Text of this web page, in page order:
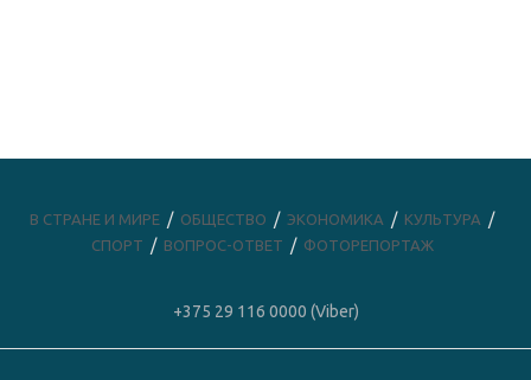
В СТРАНЕ И МИРЕ ОБЩЕСТВО ЭКОНОМИКА
КУЛЬТУРА
СПОРТ
ВОПРОС-ОТВЕТ ФОТОРЕПОРТАЖ
+375 29 116 0000 (Viber)